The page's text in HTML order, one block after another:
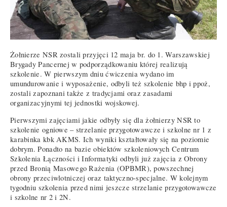
Żołnierze NSR zostali przyjęci 12 maja br. do 1. Warszawskiej
Brygady Pancernej w podporządkowaniu której realizują
szkolenie. W pierwszym dniu ćwiczenia wydano im
umundurowanie i wyposażenie, odbyli też szkolenie bhp i ppoż,
zostali zapoznani także z tradycjami oraz zasadami
organizacyjnymi tej jednostki wojskowej.
Pierwszymi zajęciami jakie odbyły się dla żołnierzy NSR to
szkolenie ogniowe – strzelanie przygotowawcze i szkolne nr 1 z
karabinka kbk AKMS. Ich wyniki kształtowały się na poziomie
dobrym. Ponadto na bazie obiektów szkoleniowych Centrum
Szkolenia Łączności i Informatyki odbyli już zajęcia z Obrony
przed Bronią Masowego Rażenia (OPBMR), powszechnej
obrony przeciwlotniczej oraz taktyczno-specjalne. W kolejnym
tygodniu szkolenia przed nimi jeszcze strzelanie przygotowawcze
i szkolne nr 2 i 2N.